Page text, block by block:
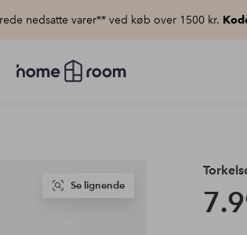
nedsatte varer** ved køb over 1500 kr.
Homeroom
–
Se lignende